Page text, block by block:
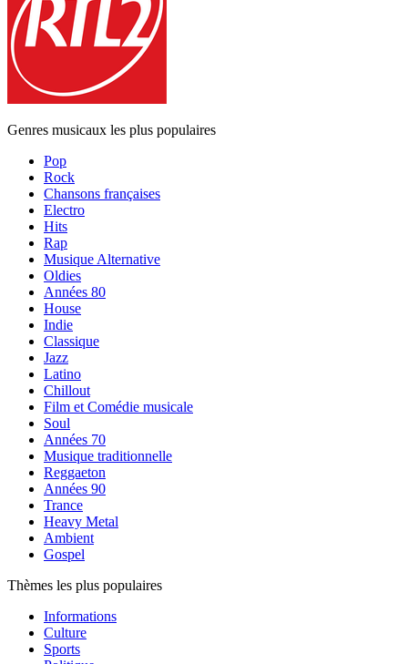
Genres musicaux les plus populaires
Pop
Rock
Chansons françaises
Electro
Hits
Rap
Musique Alternative
Oldies
Années 80
House
Indie
Classique
Jazz
Latino
Chillout
Film et Comédie musicale
Soul
Années 70
Musique traditionnelle
Reggaeton
Années 90
Trance
Heavy Metal
Ambient
Gospel
Thèmes les plus populaires
Informations
Culture
Sports